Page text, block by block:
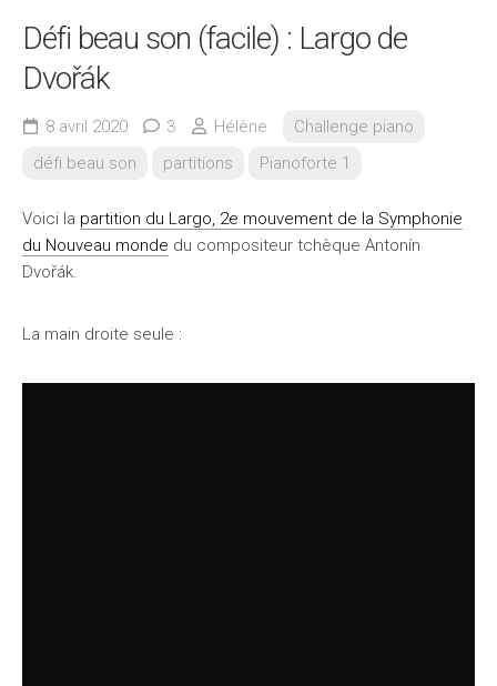
Défi beau son (facile) : Largo de
Dvořák
8 avril 2020 3 Hélène
Challenge piano
défi beau son
partitions Pianoforte 1
Voici la partition du Largo, 2e mouvement de la Symphonie
du Nouveau monde du compositeur tchèque Antonín
Dvořák.
La main droite seule :